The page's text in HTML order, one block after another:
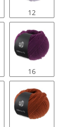
12
16